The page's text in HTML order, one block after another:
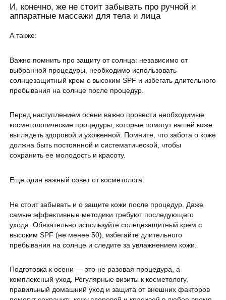
И, конечно, же не стоит забывать про ручной и
аппаратные массажи для тела и лица
А также:
Важно помнить про защиту от солнца: независимо от
выбранной процедуры, необходимо использовать
солнцезащитный крем с высоким SPF и избегать длительного
пребывания на солнце после процедур.
Перед наступлением осени важно провести необходимые
косметологические процедуры, которые помогут вашей коже
выглядеть здоровой и ухоженной. Помните, что забота о коже
должна быть постоянной и систематической, чтобы
сохранить ее молодость и красоту.
Еще один важный совет от косметолога:
Не стоит забывать и о защите кожи после процедур. Даже
самые эффективные методики требуют последующего
ухода. Обязательно используйте солнцезащитный крем с
высоким SPF (не менее 50), избегайте длительного
пребывания на солнце и следите за увлажнением кожи.
Подготовка к осени — это не разовая процедура, а
комплексный уход. Регулярные визиты к косметологу,
правильный домашний уход и защита от внешних факторов